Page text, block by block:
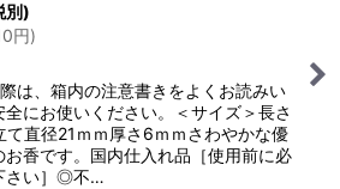
別)
円)
は、箱内の注意書きをよくお読みい
全にお使いください。＜サイズ＞長さ
直径21ｍｍ厚さ6ｍｍさわやかな優
お香です。国内仕入れ品［使用前に必
さい］◎不…